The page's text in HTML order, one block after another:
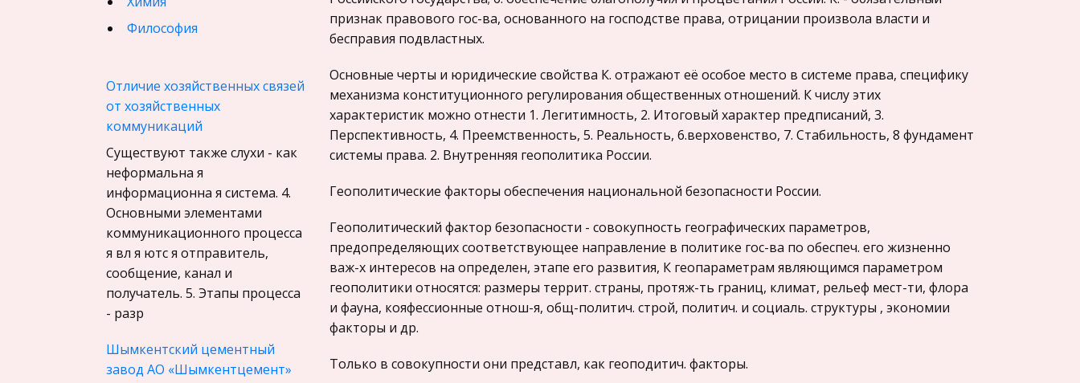
Философия
Финансовое право
История государства и
права зарубежных стран
География, Экономическая
география
Физика
Искусство, Культура,
Литература
Компьютерные сети
Материаловедение
Авиация
Программирование, Базы
данных
Отличие хозяйственных связей
от хозяйственных
коммуникаций
Существуют также слухи - как
неформальна я
информационна я система. 4.
Основными элементами
коммуникационного процесса
я вл я ютс я отправитель,
сообщение, канал и
получатель. 5. Этапы процесса
- разр
Шымкентский цементный
завод АО «Шымкентцемент»
признак правового гос-ва, основанного на господстве права, отрицании произвола власти и
бесправия подвластных.
Основные черты и юридические свойства К. отражают её особое место в системе права, специфику
механизма конституционного регулирования общественных отношений. К числу этих
характеристик можно отнести 1. Легитимность, 2. Итоговый характер предписаний, 3.
Перспективность, 4. Преемственность, 5. Реальность, 6.верховенство, 7. Стабильность, 8 фундамент
системы права. 2. Внутренняя геополитика России.
Геополитические факторы обеспечения национальной безопасности России.
Геополитический фактор безопасности - совокупность географических параметров,
предопределяющих соответствующее направление в политике гос-ва по обеспеч. его жизненно
важ-х интересов на определен, этапе его развития, К геопараметрам являющимся параметром
геополитики относятся: размеры террит. страны, протяж-ть границ, климат, рельеф мест-ти, флора
и фауна, кояфессионные отнош-я, общ-политич. строй, политич. и социаль. структуры , экономии
факторы и др.
Только в совокупности они представл, как геоподитич. факторы.